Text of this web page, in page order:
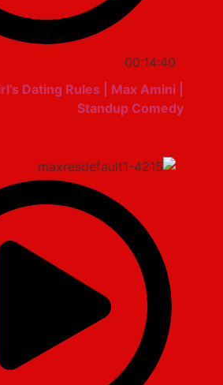
00:14:40
Girl’s Dating Rules | Max Amini |
Standup Comedy